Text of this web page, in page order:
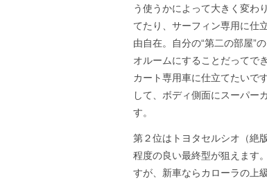
う使うかによって大きく変わ
てたり、サーフィン専用に仕
由自在。自分の“第二の部屋”
オルームにすることだってで
カート専用車に仕立てたいで
して、ボディ側面にスーパー
す。
第２位はトヨタセルシオ（絶
程度の良い最終型が狙えます
すが、新車ならカローラの上